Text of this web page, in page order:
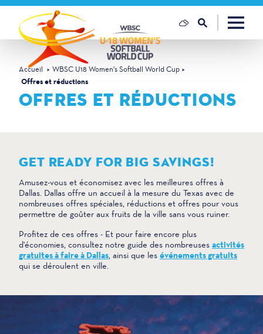
Skip to content
Accueil
WBSC U18 Women's Softball World Cup
Offres et réductions
OFFRES ET RÉDUCTIONS
GET READY FOR BIG SAVINGS!
Amusez-vous et économisez avec les meilleures offres à
Dallas. Dallas offre un accueil à la mesure du Texas avec de
nombreuses offres spéciales, réductions et offres pour vous
permettre de goûter aux fruits de la ville sans vous ruiner.
Profitez de ces offres - Et pour faire encore plus
d'économies, consultez notre guide des nombreuses activités
gratuites à faire à Dallas , ainsi que les événements gratuits
qui se déroulent en ville.